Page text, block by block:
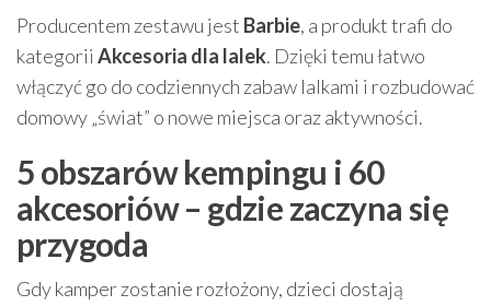
Producentem zestawu jest Barbie, a produkt trafi do
kategorii Akcesoria dla lalek. Dzięki temu łatwo
włączyć go do codziennych zabaw lalkami i rozbudować
domowy „świat” o nowe miejsca oraz aktywności.
5 obszarów kempingu i 60
akcesoriów – gdzie zaczyna się
przygoda
Gdy kamper zostanie rozłożony, dzieci dostają